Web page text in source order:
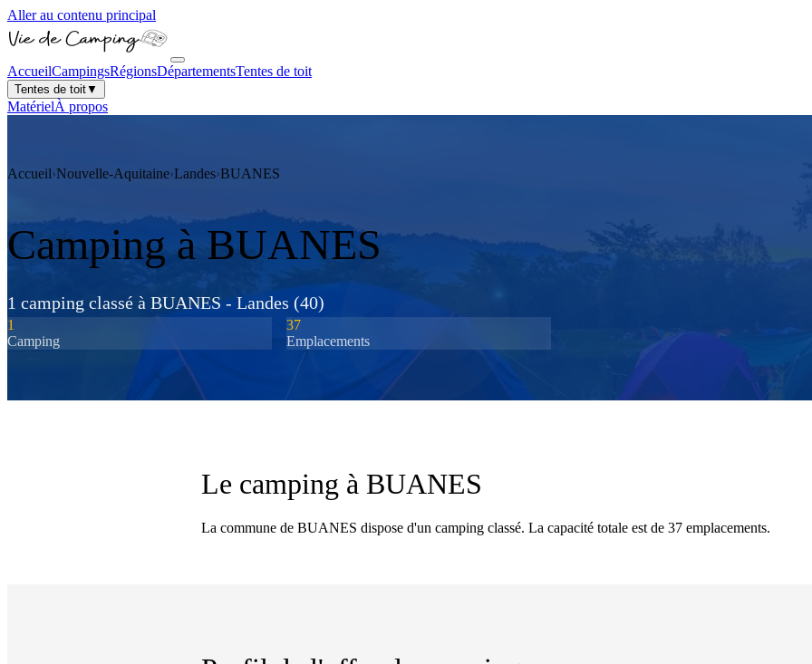
Aller au contenu principal
AccueilCampingsRégionsDépartementsTentes de toit
Tentes de toit▼
MatérielÀ propos
Accueil›Nouvelle-Aquitaine›Landes›BUANES
Camping à BUANES
1 camping classé à BUANES-Landes (40)
1
Camping
37
Emplacements
Le camping à BUANES
La commune de BUANES dispose d'un camping classé. La capacité totale est de 37 emplacements.